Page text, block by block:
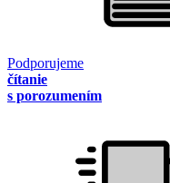
Podporujeme
čítanie
s porozumením